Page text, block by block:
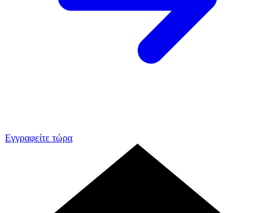
Εγγραφείτε τώρα